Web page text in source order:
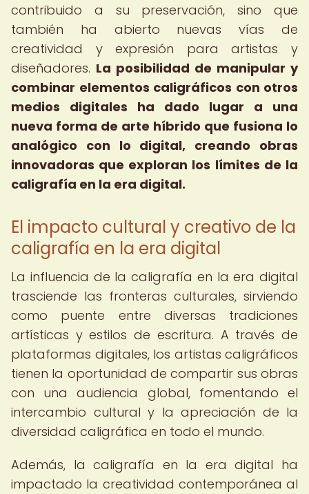
contribuido a su preservación, sino que
también ha abierto nuevas vías de
creatividad y expresión para artistas y
diseñadores. La posibilidad de manipular y
combinar elementos caligráficos con otros
medios digitales ha dado lugar a una
nueva forma de arte híbrido que fusiona lo
analógico con lo digital, creando obras
innovadoras que exploran los límites de la
caligrafía en la era digital.
El impacto cultural y creativo de la
caligrafía en la era digital
La influencia de la caligrafía en la era digital
trasciende las fronteras culturales, sirviendo
como puente entre diversas tradiciones
artísticas y estilos de escritura. A través de
plataformas digitales, los artistas caligráficos
tienen la oportunidad de compartir sus obras
con una audiencia global, fomentando el
intercambio cultural y la apreciación de la
diversidad caligráfica en todo el mundo.
Además, la caligrafía en la era digital ha
impactado la creatividad contemporánea al